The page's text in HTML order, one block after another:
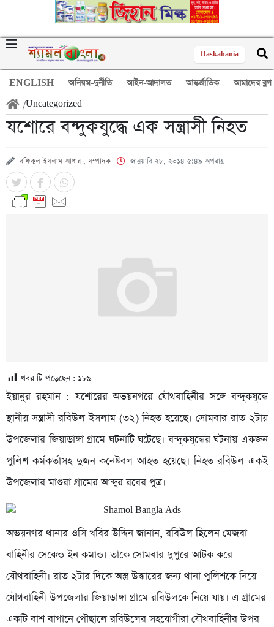
Daskahania
ENGLISH অনিয়ম-দুর্নীতি আইন-আদালত আন্তর্জাতিক আমাদের ব্লগ
/Uncategorized
যশোরে বন্দুকযুদ্ধে এক সন্ত্রাসী নিহত
রফিকুল ইসলাম আধার , সম্পাদক জানুয়ারি ২৮, ২০১৪ ৫:৪৯ অপরাহ্ণ
খবর টি পড়েছেন : ১৮৯
ইয়ানুর রহমান : যশোরের অভয়নগরে যৌথবাহিনীর সঙ্গে বন্দুকযুদ্ধে
স্থানীয় সন্ত্রাসী রবিউল ইসলাম (৩২) নিহত হয়েছে। সোমবার রাত ২টায়
উপজেলার জিয়াডাঙ্গা গ্রামে ঘটনাটি ঘটেছে। বন্দুকযুদ্ধের ঘটনায় একজন
পুলিশ কর্মকর্তাসহ দুজন কনেষ্টবল আহত হয়েছে। নিহত রবিউল একই
উপজেলার মাগুরা গ্রামের আব্দুর রবের পুত্র।
অভয়নগর থানার ওসি খবির উদ্দিন জানান, রবিউল ছিলেন মেজবা
বাহিনীর সেকেন্ড ইন কমান্ড। তাকে সোমবার দুপুরে আটক করে
যৌথবাহিনী। রাত ২টার দিকে অস্ত্র উদ্ধারের জন্য থানা পুলিশকে নিয়ে
যৌথবাহিনী উপজেলার জিয়াডাঙ্গা গ্রামে রবিউলকে নিয়ে যায়। এ গ্রামের
একটি বাশ বাগানে পৌছালে রবিউলের সহযোগীরা যৌথবাহিনীর উপর